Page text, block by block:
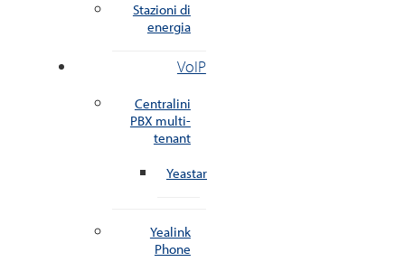
Stazioni di
energia
VoIP
Centralini
PBX multi-
tenant
Yeastar
Yealink
Phone